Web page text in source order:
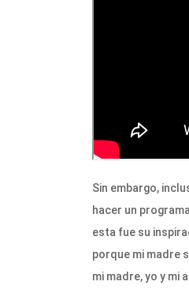
Sin embargo,
hacer un
esta fue su
porque mi madre
mi madre, yo y mi